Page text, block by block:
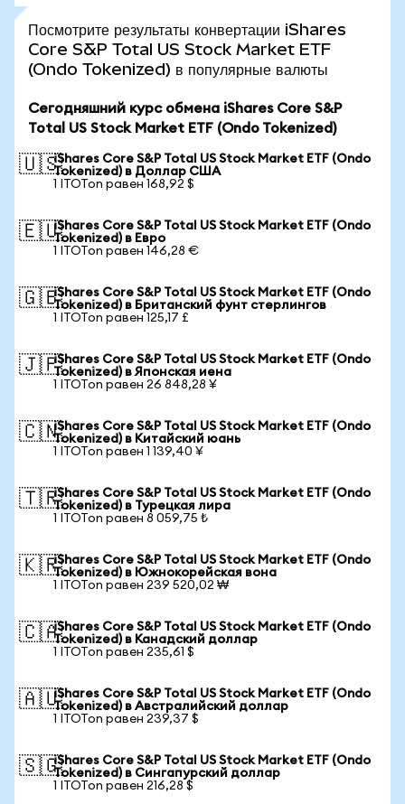
Посмотрите результаты конвертации iShares
Core S&P Total US Stock Market ETF
(Ondo Tokenized) в популярные валюты
Сегодняшний курс обмена iShares Core S&P
Total US Stock Market ETF (Ondo Tokenized)
🇺🇸iShares Core S&P Total US Stock Market ETF (Ondo
Tokenized) в Доллар США
1 ITOTon равен 168,92 $
🇪🇺iShares Core S&P Total US Stock Market ETF (Ondo
Tokenized) в Евро
1 ITOTon равен 146,28 €
🇬🇧iShares Core S&P Total US Stock Market ETF (Ondo
Tokenized) в Британский фунт стерлингов
1 ITOTon равен 125,17 £
🇯🇵iShares Core S&P Total US Stock Market ETF (Ondo
Tokenized) в Японская иена
1 ITOTon равен 26 848,28 ¥
🇨🇳iShares Core S&P Total US Stock Market ETF (Ondo
Tokenized) в Китайский юань
1 ITOTon равен 1 139,40 ¥
🇹🇷iShares Core S&P Total US Stock Market ETF (Ondo
Tokenized) в Турецкая лира
1 ITOTon равен 8 059,75 ₺
🇰🇷iShares Core S&P Total US Stock Market ETF (Ondo
Tokenized) в Южнокорейская вона
1 ITOTon равен 239 520,02 ₩
🇨🇦iShares Core S&P Total US Stock Market ETF (Ondo
Tokenized) в Канадский доллар
1 ITOTon равен 235,61 $
🇦🇺iShares Core S&P Total US Stock Market ETF (Ondo
Tokenized) в Австралийский доллар
1 ITOTon равен 239,37 $
🇸🇬iShares Core S&P Total US Stock Market ETF (Ondo
Tokenized) в Сингапурский доллар
1 ITOTon равен 216,28 $